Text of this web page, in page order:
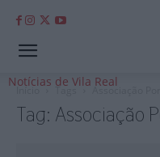
Notícias de Vila Real
Início Tags Associação
Tag: Associação